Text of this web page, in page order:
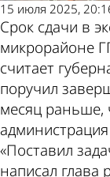
15 июля 2025,
Срок сдачи в
микрорайоне
считает
поручил
месяц раньше,
«Поставил
написал глава